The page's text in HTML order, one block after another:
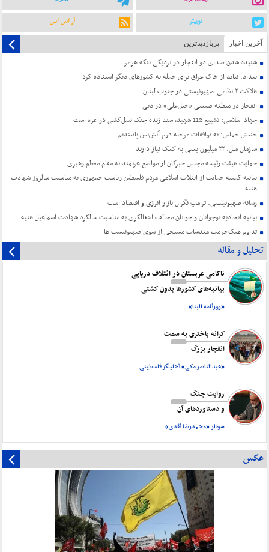
توییتر آر اس اس
آخرین اخبار پربازدیدترین
شنیده شدن صدای دو انفجار در نزدیکی تنگه هرمز
بغداد: نباید از خاک عراق برای حمله به کشورهای دیگر استفاده کرد
هلاکت ۲ نظامی صهیونیستی در جنوب لبنان
انفجار در منطقه صنعتی «جبل‌علی» در دبی
جهاد اسلامی: تشییع 112 شهید، سند زنده جنگ نسل‌کشی در غزه است
جنبش حماس: به توافقات مرحله دوم آتش‌بس پایبندیم
سازمان ملل: ۲۲ میلیون یمنی به کمک نیاز دارند
حمایت هیئت رئیسه مجلس خبرگان از مواضع عزتمندانه مقام معظم رهبری
بیانیه کمیته حمایت از انقلاب اسلامی مردم فلسطین ریاست جمهوری به مناسبت سالروز شهادت
هنیه
رسانه صهیونیستی: ترامپ نگران بازار انرژی و اقتصاد است
بیانیه اتحادیه نوجوانان و جوانان مخالف اشغالگری به مناسبت سالگرد شهادت اسماعیل هنیه
تداوم هتک‌حرمت مقدسات مسیحی از سوی صهیونیست ها
تحلیل و مقاله
ناکامی عربستان در ائتلاف دریایی
بیانیه‌های کشورها بدون کشتی
«روزنامه البنا»
کرانه باختری به سمت
انفجار بزرگ
«عبدالناصر مکی» تحلیلگر فلسطینی
روایت جنگ
و دستاورد‌های آن
سردار «محمدرضا نقدی»
عکس